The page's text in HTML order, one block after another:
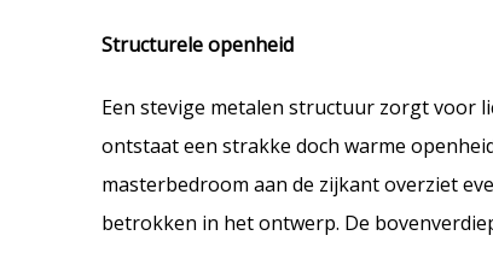
Structurele openheid
Een stevige metalen structuur zorgt voor
ontstaat een strakke doch warme
masterbedroom aan de zijkant overziet
betrokken in het ontwerp. De